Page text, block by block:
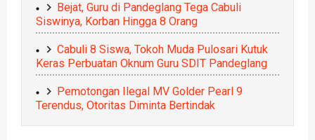
Bejat, Guru di Pandeglang Tega Cabuli
Siswinya, Korban Hingga 8 Orang
Cabuli 8 Siswa, Tokoh Muda Pulosari Kutuk
Keras Perbuatan Oknum Guru SDIT Pandeglang
Pemotongan Ilegal MV Golder Pearl 9
Terendus, Otoritas Diminta Bertindak